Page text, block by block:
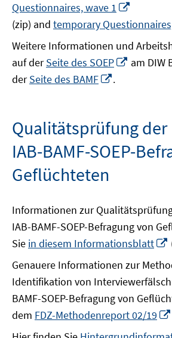
Questionnaires, wave 1
neuem
öffnen
(zip) and temporary
Weitere Informationen und
auf derSeite des SOEP
In
am DIW
derSeite des BAMF .
Qualitätsprüfung der
IAB-BAMF-SOEP-
Geflüchteten
Informationen zur
IAB-BAMF-SOEP-Befragung von
Sie in diesem Informationsblatt
Genauere Informationen zur
Identifikation von
BAMF-SOEP-Befragung von
dem FDZ-Methodenreport 02/19